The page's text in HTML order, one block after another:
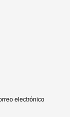
electrónico